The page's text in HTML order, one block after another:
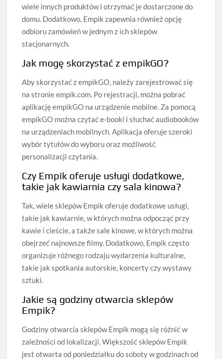
wiele innych produktów i otrzymać je dostarczone do
domu. Dodatkowo, Empik zapewnia również opcję
odbioru zamówień w jednym z ich sklepów
stacjonarnych.
Jak mogę skorzystać z empikGO?
Aby skorzystać z empikGO, należy zarejestrować się
na stronie empik.com. Po rejestracji, można pobrać
aplikację empikGO na urządzenie mobilne. Za pomocą
empikGO można czytać e-booki i słuchać audiobooków
na urządzeniach mobilnych. Aplikacja oferuje szeroki
wybór tytułów do wyboru oraz możliwość
personalizacji czytania.
Czy Empik oferuje usługi dodatkowe,
takie jak kawiarnia czy sala kinowa?
Tak, wiele sklepów Empik oferuje dodatkowe usługi,
takie jak kawiarnie, w których można odpocząć przy
kawie i cieście, a także sale kinowe, w których można
obejrzeć najnowsze filmy. Dodatkowo, Empik często
organizuje różnego rodzaju wydarzenia kulturalne,
takie jak spotkania autorskie, koncerty czy wystawy
sztuki.
Jakie są godziny otwarcia sklepów
Empik?
Godziny otwarcia sklepów Empik mogą się różnić w
zależności od lokalizacji. Większość sklepów Empik
jest otwarta od poniedziałku do soboty w godzinach od